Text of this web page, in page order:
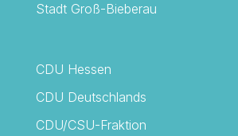
Stadt Groß-Bieberau
CDU Hessen
CDU Deutschlands
CDU/CSU-Fraktion